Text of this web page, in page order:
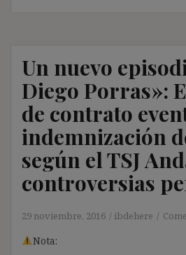
Un nuevo
Diego Porras»:
de contrato
indemnización
según el TSJ
controversias
29 noviembre, 2016 ibdehere
Nota: